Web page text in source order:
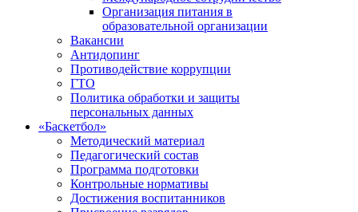
Организация питания в
образовательной организации
Вакансии
Антидопинг
Противодействие коррупции
ГТО
Политика обработки и защиты
персональных данных
«Баскетбол»
Методический материал
Педагогический состав
Программа подготовки
Контрольные нормативы
Достижения воспитанников